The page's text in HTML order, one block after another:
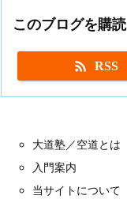
このブログを購読
 RSS
大道塾／空道とは
入門案内
当サイトについて